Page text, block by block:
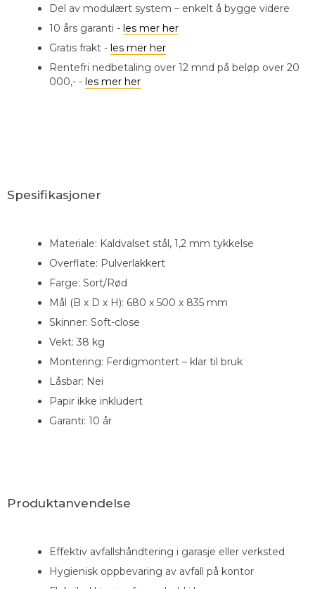
Del av modulært system – enkelt å bygge videre
10 års garanti - les mer her
Gratis frakt - les mer her
Rentefri nedbetaling over 12 mnd på beløp over 20
000,- - les mer her
Spesifikasjoner
Materiale: Kaldvalset stål, 1,2 mm tykkelse
Overflate: Pulverlakkert
Farge: Sort/Rød
Mål (B x D x H): 680 x 500 x 835 mm
Skinner: Soft-close
Vekt: 38 kg
Montering: Ferdigmontert – klar til bruk
Låsbar: Nei
Papir ikke inkludert
Garanti: 10 år
Produktanvendelse
Effektiv avfallshåndtering i garasje eller verksted
Hygienisk oppbevaring av avfall på kontor